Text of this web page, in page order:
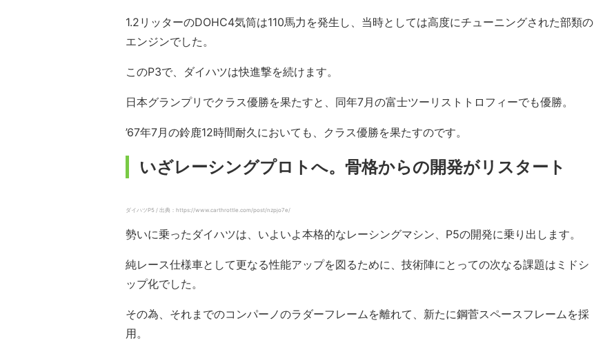
1.2リッターのDOHC4気筒は110馬力を発生し、当時としては高度にチューニングされた部類の
エンジンでした。
このP3で、ダイハツは快進撃を続けます。
日本グランプリでクラス優勝を果たすと、同年7月の富士ツーリストトロフィーでも優勝。
’67年7月の鈴鹿12時間耐久においても、クラス優勝を果たすのです。
いざレーシングプロトへ。骨格からの開発がリスタート
ダイハツP5 / 出典：https://www.carthrottle.com/post/nzpjo7e/
勢いに乗ったダイハツは、いよいよ本格的なレーシングマシン、P5の開発に乗り出します。
純レース仕様車として更なる性能アップを図るために、技術陣にとっての次なる課題はミドシ
ップ化でした。
その為、それまでのコンパーノのラダーフレームを離れて、新たに鋼菅スペースフレームを採
用。